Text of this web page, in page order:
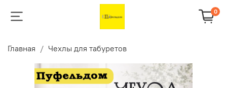
0
Главная Чехлы для табуретов